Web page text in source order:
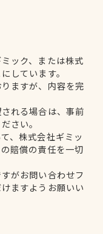
ック、または株式
しています。
ますが、内容を完
れる場合は、事前
さい。
、株式会社ギミッ
賠償の責任を一切
がお問い合わせフ
ますようお願いい